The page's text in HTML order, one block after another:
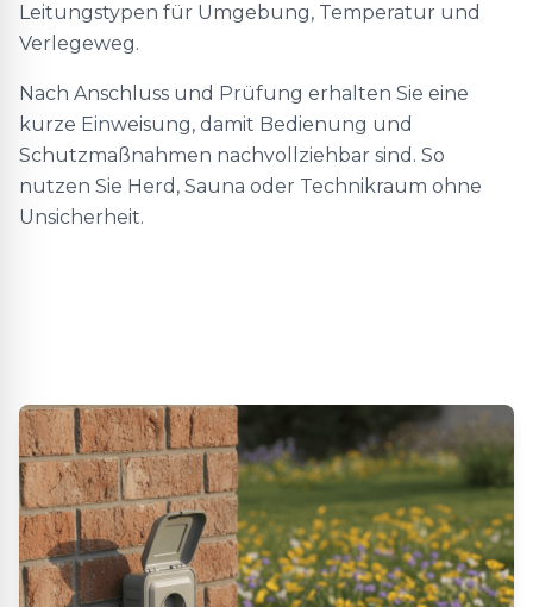
Leitungstypen für Umgebung, Temperatur und
Verlegeweg.
Nach Anschluss und Prüfung erhalten Sie eine
kurze Einweisung, damit Bedienung und
Schutzmaßnahmen nachvollziehbar sind. So
nutzen Sie Herd, Sauna oder Technikraum ohne
Unsicherheit.